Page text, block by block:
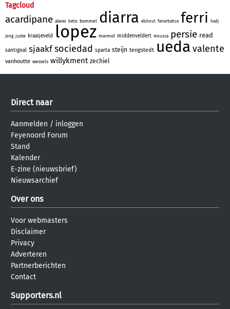
Tagcloud
acardipane alaves betis bommel diarra elshout fenerbahce ferri hadj
jong juste kraaijeveld lopez marmol middenveldert moussa persie read
santigoal sjaakfsociedad sparta steijn tengstedt ueda valente
vanhoutte wessels willykment zechiel
Direct naar
Aanmelden / inloggen
Feyenoord Forum
Stand
Kalender
E-zine (nieuwsbrief)
Nieuwsarchief
Over ons
Voor webmasters
Disclaimer
Privacy
Adverteren
Partnerberichten
Contact
Supporters.nl